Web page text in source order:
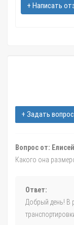
Барнаул;
+ Написать
+ Задать вопрос
Вопрос от: Елисей
Какого она
Ответ:
Добрый день! В